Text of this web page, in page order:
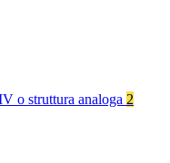
o struttura analoga 2